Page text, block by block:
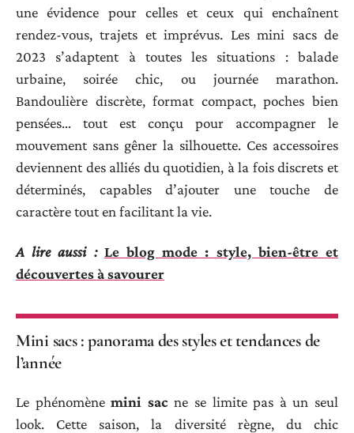
une évidence pour celles et ceux qui enchaînent
rendez-vous, trajets et imprévus. Les mini sacs de
2023 s’adaptent à toutes les situations : balade
urbaine, soirée chic, ou journée marathon.
Bandoulière discrète, format compact, poches bien
pensées… tout est conçu pour accompagner le
mouvement sans gêner la silhouette. Ces accessoires
deviennent des alliés du quotidien, à la fois discrets et
déterminés, capables d’ajouter une touche de
caractère tout en facilitant la vie.
A lire aussi : Le blog mode : style, bien-être et
découvertes à savourer
Mini sacs : panorama des styles et tendances de
l’année
Le phénomènemini sac ne se limite pas à un seul
look. Cette saison, la diversité règne, du chic